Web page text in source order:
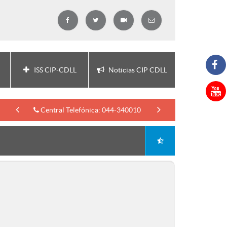
ISS CIP-CDLL Noticias CIP CDLL
Central Telefónica: 044-340010